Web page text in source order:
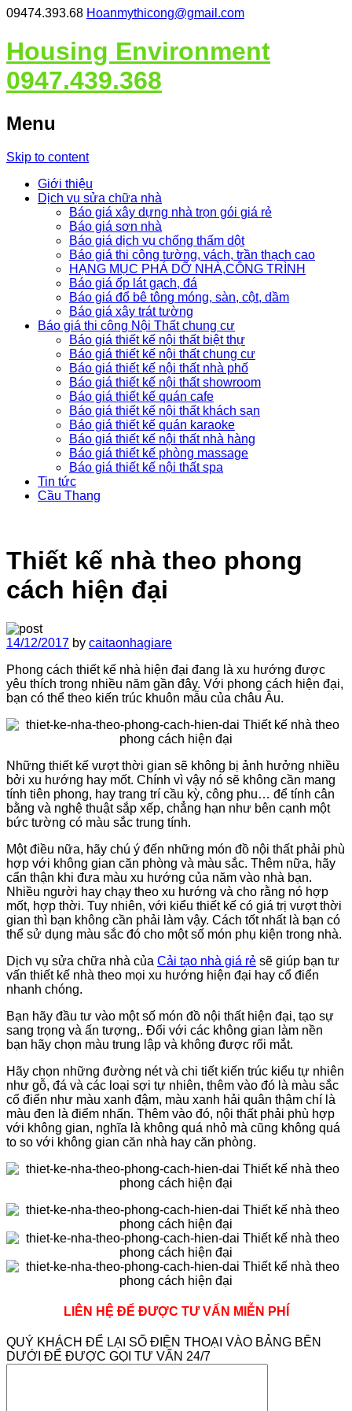
09474.393.68 Hoanmythicong@gmail.com
Housing Environment
0947.439.368
Menu
Skip to content
Giới thiệu
Dịch vụ sửa chữa nhà
Báo giá xây dựng nhà trọn gói giá rẻ
Báo giá sơn nhà
Báo giá dịch vụ chống thấm dột
Báo giá thi công tường, vách, trần thạch cao
HẠNG MỤC PHÁ DỠ NHÀ,CÔNG TRÌNH
Báo giá ốp lát gạch, đá
Báo giá đổ bê tông móng, sàn, cột, dầm
Báo giá xây trát tường
Báo giá thi công Nội Thất chung cư
Báo giá thiết kế nội thất biệt thự
Báo giá thiết kế nội thất chung cư
Báo giá thiết kế nội thất nhà phố
Báo giá thiết kế nội thất showroom
Báo giá thiết kế quán cafe
Báo giá thiết kế nội thất khách sạn
Báo giá thiết kế quán karaoke
Báo giá thiết kế nội thất nhà hàng
Báo giá thiết kế phòng massage
Báo giá thiết kế nội thất spa
Tin tức
Cầu Thang
Thiết kế nhà theo phong
cách hiện đại
14/12/2017 by caitaonhagiare
Phong cách thiết kế nhà hiện đại đang là xu hướng được
yêu thích trong nhiều năm gần đây. Với phong cách hiện đại,
bạn có thể theo kiến trúc khuôn mẫu của châu Âu.
Những thiết kế vượt thời gian sẽ không bị ảnh hưởng nhiều
bởi xu hướng hay mốt. Chính vì vậy nó sẽ không cần mang
tính tiên phong, hay trang trí cầu kỳ, công phu… để tính cân
bằng và nghệ thuật sắp xếp, chẳng hạn như bên cạnh một
bức tường có màu sắc trung tính.
Một điều nữa, hãy chú ý đến những món đồ nội thất phải phù
hợp với không gian căn phòng và màu sắc. Thêm nữa, hãy
cẩn thận khi đưa màu xu hướng của năm vào nhà bạn.
Nhiều người hay chạy theo xu hướng và cho rằng nó hợp
mốt, hợp thời. Tuy nhiên, với kiểu thiết kế có giá trị vượt thời
gian thì bạn không cần phải làm vậy. Cách tốt nhất là bạn có
thể sử dụng màu sắc đó cho một số món phụ kiện trong nhà.
Dịch vụ sửa chữa nhà của Cải tạo nhà giá rẻ sẽ giúp bạn tư
vấn thiết kế nhà theo mọi xu hướng hiện đại hay cổ điển
nhanh chóng.
Bạn hãy đầu tư vào một số món đồ nội thất hiện đại, tạo sự
sang trọng và ấn tượng,. Đối với các không gian làm nền
bạn hãy chọn màu trung lập và không được rối mắt.
Hãy chọn những đường nét và chi tiết kiến trúc kiểu tự nhiên
như gỗ, đá và các loại sợi tự nhiên, thêm vào đó là màu sắc
cổ điển như màu xanh đậm, màu xanh hải quân thậm chí là
màu đen là điểm nhấn. Thêm vào đó, nội thất phải phù hợp
với không gian, nghĩa là không quá nhỏ mà cũng không quá
to so với không gian căn nhà hay căn phòng.
LIÊN HỆ ĐỂ ĐƯỢC TƯ VẤN MIỄN PHÍ
QUÝ KHÁCH ĐỂ LẠI SỐ ĐIỆN THOẠI VÀO BẢNG BÊN
DƯỚI ĐỂ ĐƯỢC GỌI TƯ VẤN 24/7